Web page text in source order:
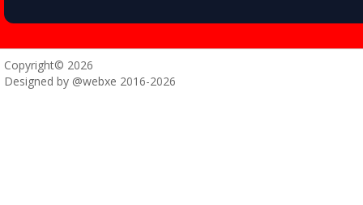
Copyright© 2026
Designed by @webxe 2016-2026